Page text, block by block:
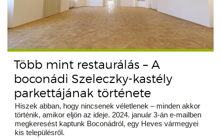
Több mint restaurálás – A
boconádi Szeleczky-kastély
parkettájának története
Hiszek abban, hogy nincsenek véletlenek – minden akkor
történik, amikor eljön az ideje. 2024. január 3-án e-mailben
megkeresést kaptunk Boconádról, egy Heves vármegyei
kis településről.